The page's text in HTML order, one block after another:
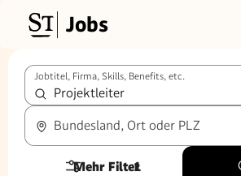
Jobs
Jobtitel, Firma, Skills, Benefits, etc.
Bundesland, Ort oder PLZ
Mehr Filter
1